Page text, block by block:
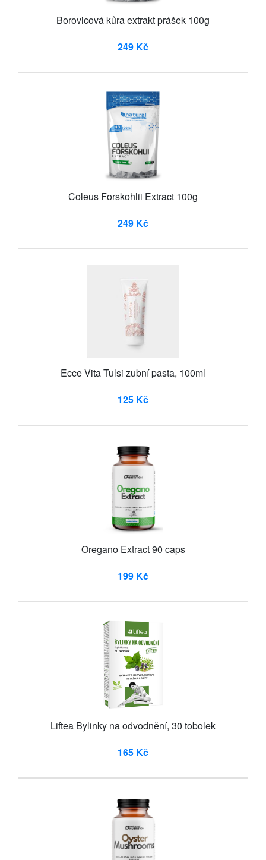
Borovicová kůra extrakt prášek 100g
249 Kč
Coleus Forskohlii Extract 100g
249 Kč
Ecce Vita Tulsi zubní pasta, 100ml
125 Kč
Oregano Extract 90 caps
199 Kč
Liftea Bylinky na odvodnění, 30 tobolek
165 Kč